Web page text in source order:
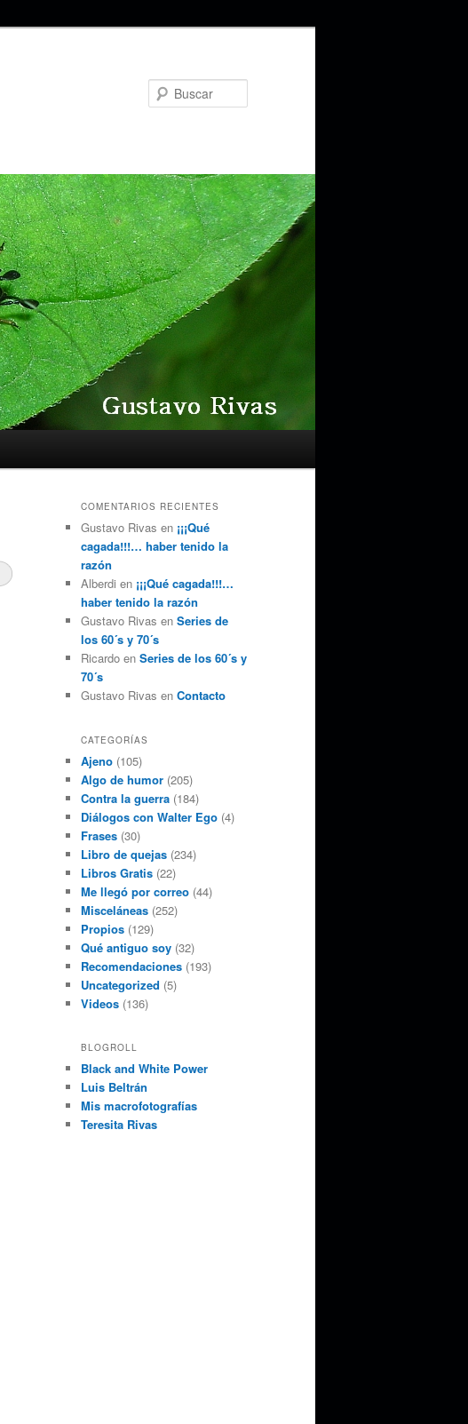
COMENTARIOS RECIENTES
Gustavo Rivas en ¡¡¡Qué
cagada!!!… haber tenido la
razón
Alberdi en ¡¡¡Qué cagada!!!…
haber tenido la razón
Gustavo Rivas en Series de
los 60´s y 70´s
Ricardo en Series de los 60´s y
70´s
Gustavo Rivas en Contacto
CATEGORÍAS
Ajeno (105)
Algo de humor (205)
Contra la guerra (184)
Diálogos con Walter Ego (4)
Frases (30)
Libro de quejas (234)
Libros Gratis (22)
Me llegó por correo (44)
Misceláneas (252)
Propios (129)
Qué antiguo soy (32)
Recomendaciones (193)
Uncategorized (5)
Videos (136)
BLOGROLL
Black and White Power
Luis Beltrán
Mis macrofotografías
Teresita Rivas